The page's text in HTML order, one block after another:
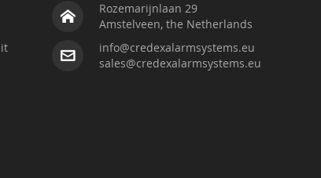
Rozemarijnlaan 29
Amstelveen, the Netherlands
info@credexalarmsystems.eu
sales@credexalarmsystems.eu